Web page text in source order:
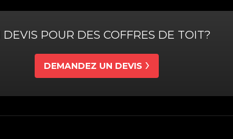
DEVIS POUR DES COFFRES DE TOIT?
DEMANDEZ UN DEVIS